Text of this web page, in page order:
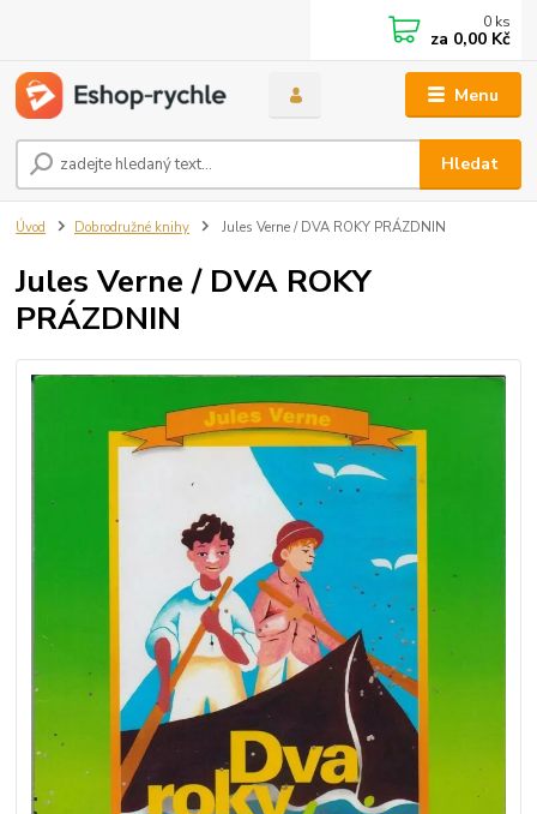
Menu
Hledat
0 ks
za 0,00 Kč
Úvod Dobrodružné knihy Jules Verne / DVA ROKY PRÁZDNIN
Jules Verne / DVA ROKY
PRÁZDNIN